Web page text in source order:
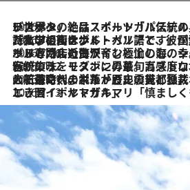
2026.8.8
リスボンの絶品スイーツ「パステル・デ・ナタ」とは？ポルトガル伝統の奥深い世界へ
2026.7.27
「私の祖国はポルトガル語です」国民的詩人フェルナンド・ペソアと、彼が愛した文学の街を歩く
2026.7.26
ポルトガル近海が育む極上の海の幸。キリリと冷えた白ワインと愉しむ、シーフード専門店の贅沢
2026.7.22
伝統の味をモダンに昇華。高感度な地元客が集う、リスボンの最旬ガストロノミー
2026.7.21
大航海時代の栄華から、震災、独裁、そして革命へ。ポルトガル・首都リスボンの石畳に刻まれた「歴史の光と影」
2026.7.13
エッセイ・ヤマザキマリ「慎ましくも美しき国 ポルトガル」